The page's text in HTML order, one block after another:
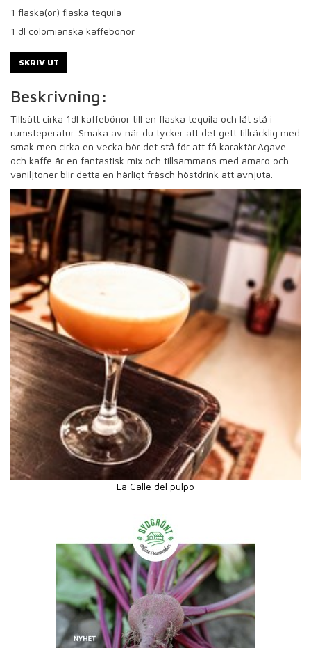
1 flaska(or) flaska tequila
1 dl colomianska kaffebönor
SKRIV UT
Beskrivning:
Tillsätt cirka 1dl kaffebönor till en flaska tequila och låt stå i
rumsteperatur. Smaka av när du tycker att det gett tillräcklig med
smak men cirka en vecka bör det stå för att få karaktär.Agave
och kaffe är en fantastisk mix och tillsammans med amaro och
vaniljtoner blir detta en härligt fräsch höstdrink att avnjuta.
La Calle del pulpo